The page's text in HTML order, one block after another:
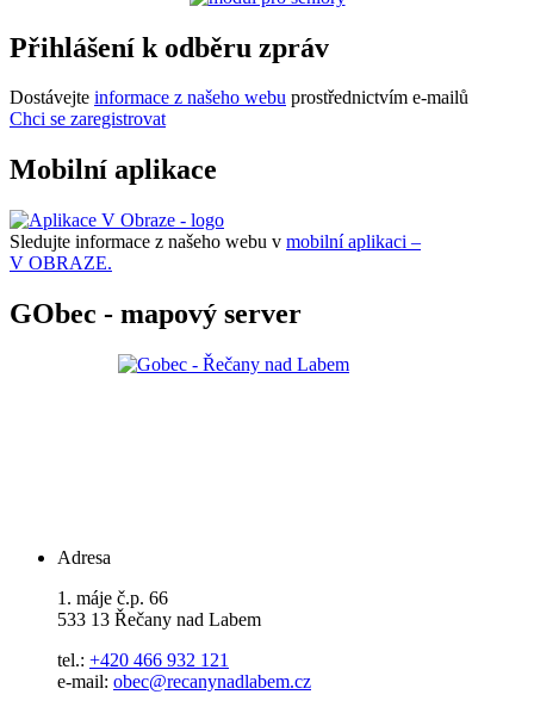
Přihlášení k odběru zpráv
Dostávejte informace z našeho webu prostřednictvím e-mailů
Chci se zaregistrovat
Mobilní aplikace
Sledujte informace z našeho webu v mobilní aplikaci –
V OBRAZE.
GObec - mapový server
Adresa
1. máje č.p. 66
533 13 Řečany nad Labem
tel.: +420 466 932 121
e-mail: obec@recanynadlabem.cz